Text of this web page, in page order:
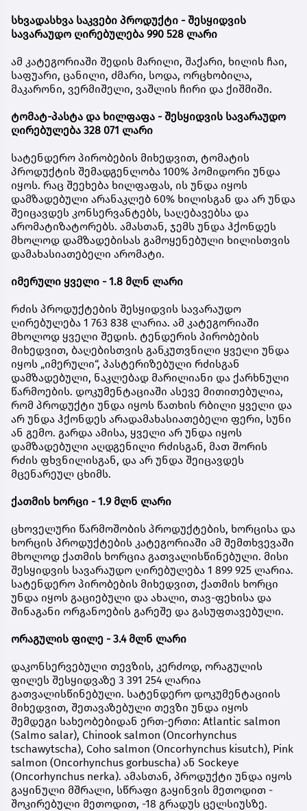
სხვადასხვა საკვები პროდუქტი - შესყიდვის
სავარაუდო ღირებულება 990 528 ლარი
ამ კატეგორიაში შედის მარილი, შაქარი, ხილის ჩაი,
საფუარი, ცანილი, ძმარი, სოდა, ორცხობილა,
მაკარონი, ვერმიშელი, ვაშლის ჩირი და ქიშმიში.
ტომატ-პასტა და ხილფაფა - შესყიდვის სავარაუდო
ღირებულება 328 071 ლარი
სატენდერო პირობების მიხედვით, ტომატის
პროდუქტის შემადგენლობა 100% პომიდორი უნდა
იყოს. რაც შეეხება ხილფაფას, ის უნდა იყოს
დამზადებული არანაკლებ 60% ხილისგან და არ უნდა
შეიცავდეს კონსერვანტებს, საღებავებსა და
არომატიზატორებს. ამასთან, ჯემს უნდა ჰქონდეს
მხოლოდ დამზადებისას გამოყენებული ხილისთვის
დამახასიათებელი არომატი.
იმერული ყველი - 1.8 მლნ ლარი
რძის პროდუქტების შესყიდვის სავარაუდო
ღირებულება 1 763 838 ლარია. ამ კატეგორიაში
მხოლოდ ყველი შედის. ტენდერის პირობების
მიხედვით, ბაღებისთვის განკუთვნილი ყველი უნდა
იყოს „იმერული“, პასტერიზებული რძისგან
დამზადებული, ნაკლებად მარილიანი და ქარხნული
წარმოების. დოკუმენტაციაში ასევე მითითებულია,
რომ პროდუქტი უნდა იყოს წათხის რბილი ყველი და
არ უნდა ჰქონდეს არადამახასიათებელი ფერი, სუნი
ან გემო. გარდა ამისა, ყველი არ უნდა იყოს
დამზადებული აღდგენილი რძისგან, მათ შორის
რძის ფხვნილისგან, და არ უნდა შეიცავდეს
მცენარეულ ცხიმს.
ქათმის ხორცი - 1.9 მლნ ლარი
ცხოველური წარმოშობის პროდუქტების, ხორცისა და
ხორცის პროდუქტების კატეგორიაში ამ შემთხვევაში
მხოლოდ ქათმის ხორცია გათვალისწინებული. მისი
შესყიდვის სავარაუდო ღირებულება 1 899 925 ლარია.
სატენდერო პირობების მიხედვით, ქათმის ხორცი
უნდა იყოს გაციებული და ახალი, თავ-ფეხისა და
შინაგანი ორგანოების გარეშე და გასუფთავებული.
ორაგულის ფილე - 3.4 მლნ ლარი
დაკონსერვებული თევზის, კერძოდ, ორაგულის
ფილეს შესყიდვაზე 3 391 254 ლარია
გათვალისწინებული. სატენდერო დოკუმენტაციის
მიხედვით, შეთავაზებული თევზი უნდა იყოს
შემდეგი სახეობებიდან ერთ-ერთი: Atlantic salmon
(Salmo salar), Chinook salmon (Oncorhynchus
tschawytscha), Coho salmon (Oncorhynchus kisutch), Pink
salmon (Oncorhynchus gorbuscha) ან Sockeye
(Oncorhynchus nerka). ამასთან, პროდუქტი უნდა იყოს
გაყინული მშრალი, სწრაფი გაყინვის მეთოდით -
შოკირებული მეთოდით, -18 გრადუს ცელსიუსზე.